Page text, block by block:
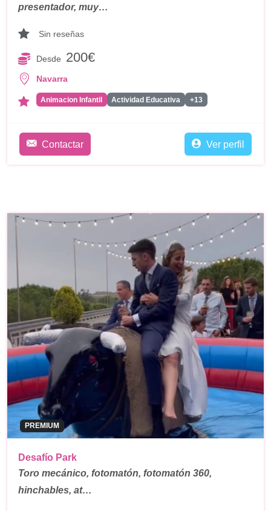
presentador, muy…
Sin reseñas
Desde 200€
Navarra
Animacion Infantil Actividad Educativa +13
Contactar Ver perfil
PREMIUM
Desafío Park
Toro mecánico, fotomatón, fotomatón 360,
hinchables, at…